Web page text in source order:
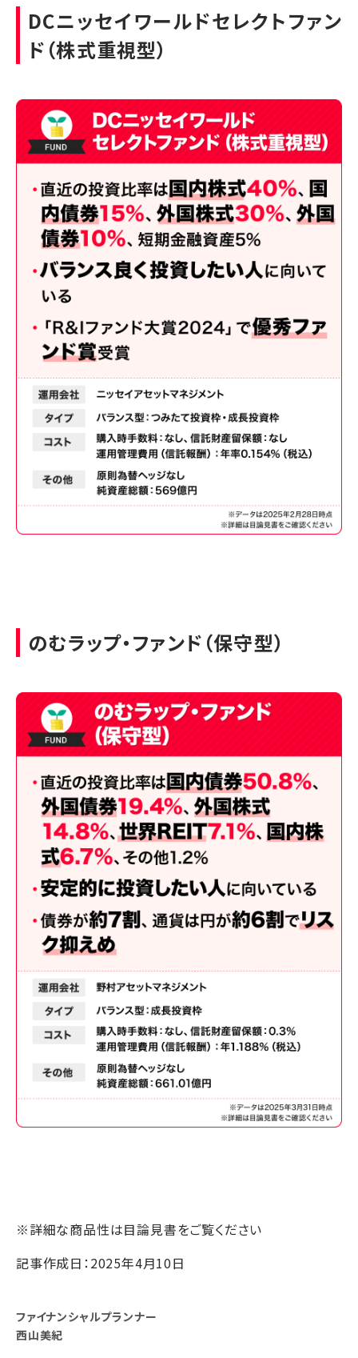
DCニッセイワールドセレクトファン
ド（株式重視型）
のむラップ・ファンド（保守型）
※詳細な商品性は目論見書をご覧ください
記事作成日：2025年4月10日
ファイナンシャルプランナー
西山美紀